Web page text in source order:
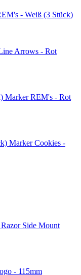
- Weiß (3 Stück)
Arrows - Rot
Marker REM's - Rot
Marker Cookies -
Razor Side Mount